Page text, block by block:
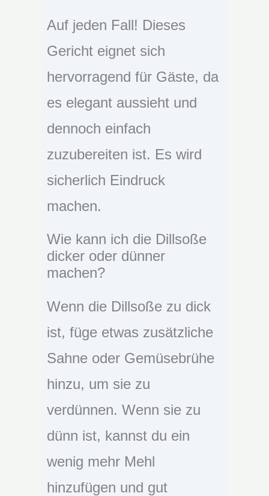
Auf jeden Fall! Dieses
Gericht eignet sich
hervorragend für Gäste, da
es elegant aussieht und
dennoch einfach
zuzubereiten ist. Es wird
sicherlich Eindruck
machen.
Wie kann ich die Dillsoße
dicker oder dünner
machen?
Wenn die Dillsoße zu dick
ist, füge etwas zusätzliche
Sahne oder Gemüsebrühe
hinzu, um sie zu
verdünnen. Wenn sie zu
dünn ist, kannst du ein
wenig mehr Mehl
hinzufügen und gut